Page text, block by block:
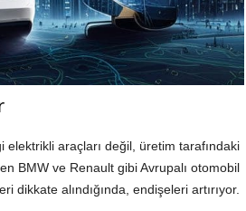
elektrikli araçları değil, üretim tarafındaki
BMW ve Renault gibi Avrupalı otomobil
alındığında, endişeleri artırıyor.